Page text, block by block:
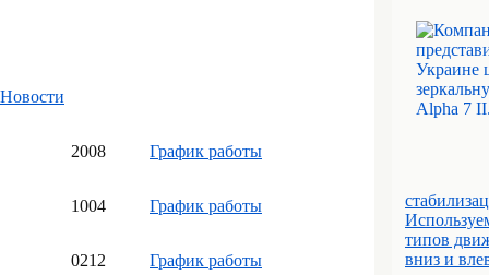
Новости
2008 График работы
1004 График работы
0212 График работы
типов
вниз и